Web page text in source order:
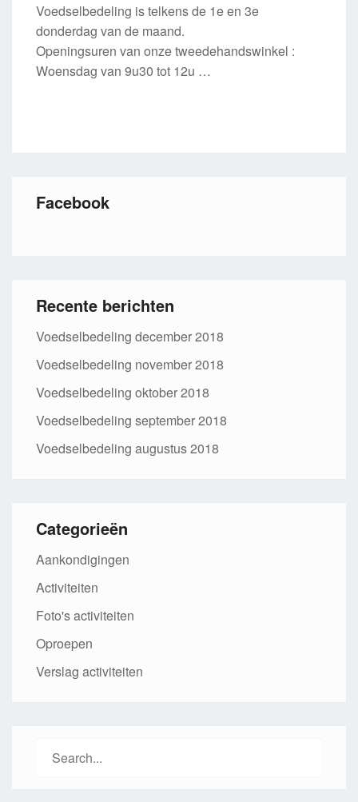
Voedselbedeling is telkens de 1e en 3e
donderdag van de maand.
Openingsuren van onze tweedehandswinkel :
Woensdag van 9u30 tot 12u …
Facebook
Recente berichten
Voedselbedeling december 2018
Voedselbedeling november 2018
Voedselbedeling oktober 2018
Voedselbedeling september 2018
Voedselbedeling augustus 2018
Categorieën
Aankondigingen
Activiteiten
Foto's activiteiten
Oproepen
Verslag activiteiten
Search